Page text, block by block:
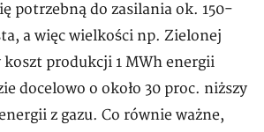
potrzebną do zasilania ok. 150-
a więc wielkości np. Zielonej
koszt produkcji 1 MWh energii
docelowo o około 30 proc. niższy
z gazu. Co równie ważne,